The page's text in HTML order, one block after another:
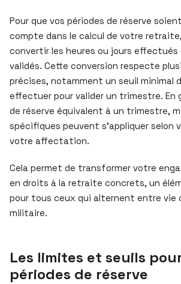
Pour que vos périodes de réserve
compte dans le calcul de votre
convertir les heures ou jours
validés. Cette conversion respecte
précises, notamment un seuil minimal
effectuer pour valider un trimestre. En
de réserve équivalent à un trimestre,
spécifiques peuvent s’appliquer
votre affectation.
Cela permet de transformer votre
en droits à la retraite concrets, un
pour tous ceux qui alternent entre vie
militaire.
Les limites et seuils
périodes de réserve